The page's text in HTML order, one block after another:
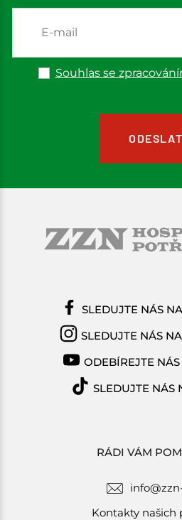
Souhlas se
RÁDI VÁM
Kontakty našich
SLEDUJTE NÁS
SLEDUJTE NÁS
ODEBÍREJTE
SLEDUJTE NÁS